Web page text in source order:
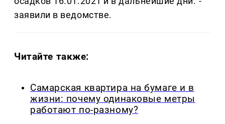
заявили в ведомстве.
Читайте также:
Самарская квартира на бумаге и в
жизни: почему одинаковые метры
работают по-разному?